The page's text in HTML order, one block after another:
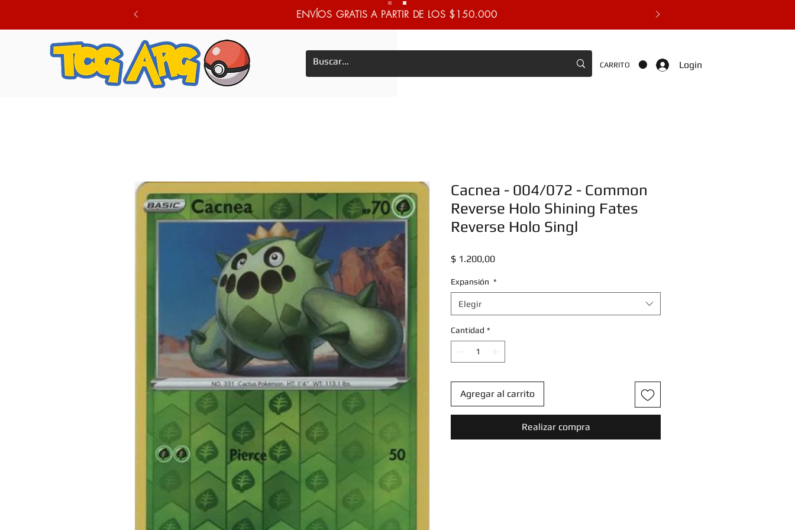
ENVÍOS GRATIS A PARTIR DE LOS $150.000
CARRITO Login
Cacnea - 004/072 - Common
Reverse Holo Shining Fates
Reverse Holo Singl
$ 1.200,00Precio
Expansión *
Elegir
Cantidad *
Agregar al carrito
Realizar compra